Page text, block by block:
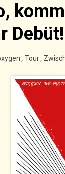
Debüt!
, Tour,